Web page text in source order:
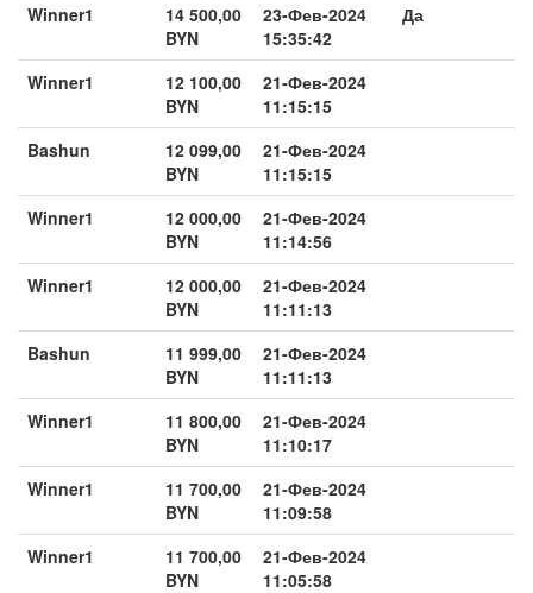
Winner1
14 500,00
BYN
23-Фев-2024
15:35:42
Да
Winner1
12 100,00
BYN
21-Фев-2024
11:15:15
Bashun
12 099,00
BYN
21-Фев-2024
11:15:15
Winner1
12 000,00
BYN
21-Фев-2024
11:14:56
Winner1
12 000,00
BYN
21-Фев-2024
11:11:13
Bashun
11 999,00
BYN
21-Фев-2024
11:11:13
Winner1
11 800,00
BYN
21-Фев-2024
11:10:17
Winner1
11 700,00
BYN
21-Фев-2024
11:09:58
Winner1
11 700,00
BYN
21-Фев-2024
11:05:58